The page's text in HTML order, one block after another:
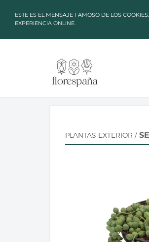
✔ ALTAS
PLANTAS EXTERIOR /
ESTE ES EL MENSAJE FAMOSO DE LOS
EXPERIENCIA ONLINE.